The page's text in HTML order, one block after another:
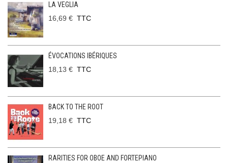
LA VEGLIA
16,69 € TTC
ÉVOCATIONS IBÉRIQUES
18,13 € TTC
BACK TO THE ROOT
19,18 € TTC
RARITIES FOR OBOE AND FORTEPIANO